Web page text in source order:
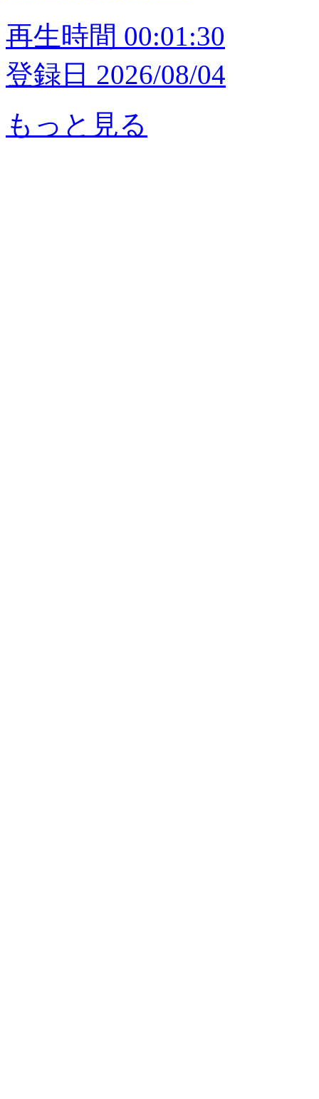
再生時間 00:01:30
登録日 2026/08/04
もっと見る